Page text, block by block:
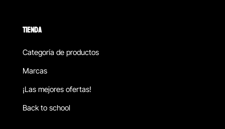
TIENDA
Categoría de productos
Marcas
¡Las mejores ofertas!
Back to school